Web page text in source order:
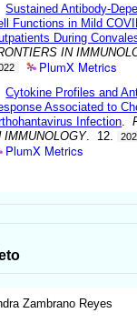
Sustained Antibody-
Functions in Mild
During
IN
PlumX Metrics
Cytokine Profiles and
Associated to
Infection .
IMMUNOLOGY. 12.
PlumX Metrics
Zambrano Reyes